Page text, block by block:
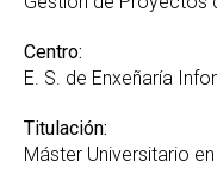
Centro:
E. S. de Enxeñaría
Titulación:
Máster Universitario